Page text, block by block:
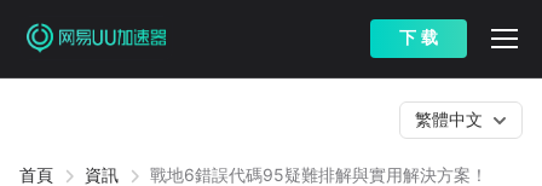
下 载
首頁 資訊 戰地6錯誤代碼95疑難排解與實用解決方案！
繁體中文